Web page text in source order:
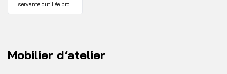
servante outillée pro
Mobilier d’atelier